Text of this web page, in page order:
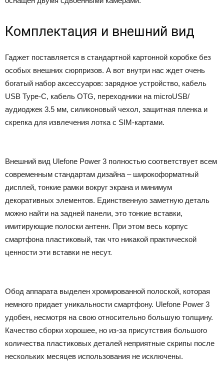
Комплектация и внешний вид
Гаджет поставляется в стандартной картонной коробке без
особых внешних сюрпризов. А вот внутри нас ждет очень
богатый набор аксессуаров: зарядное устройство, кабель
USB Type-C, кабель OTG, переходники на microUSB/
аудиоджек 3.5 мм, силиконовый чехол, защитная пленка и
скрепка для извлечения лотка с SIM-картами.
Внешний вид Ulefone Power 3 полностью соответствует всем
современным стандартам дизайна – широкоформатный
дисплей, тонкие рамки вокруг экрана и минимум
декоративных элементов. Единственную заметную деталь
можно найти на задней панели, это тонкие вставки,
имитирующие полоски антенн. При этом весь корпус
смартфона пластиковый, так что никакой практической
ценности эти вставки не несут.
Обод аппарата выделен хромированной полоской, которая
немного придает уникальности смартфону. Ulefone Power 3
удобен, несмотря на свою относительно большую толщину.
Качество сборки хорошее, но из-за присутствия большого
количества пластиковых деталей неприятные скрипы после
нескольких месяцев использования не исключены.